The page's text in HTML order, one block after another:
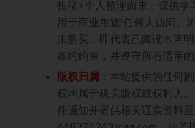
投稿+个人整理而来，仅供学
用于商业用途!任何人访问、
未购买，即代表已阅读本声
条约约束，并遵守所有适用的
版权归属 ：本站提供的任何
权均属于机关版权或权利人
件通知并提供相关证实资料至